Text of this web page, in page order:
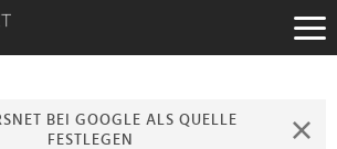
BEI GOOGLE ALS QUELLE
FESTLEGEN